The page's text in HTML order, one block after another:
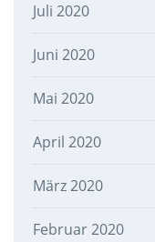
Juli 2020
Juni 2020
Mai 2020
April 2020
März 2020
Februar 2020